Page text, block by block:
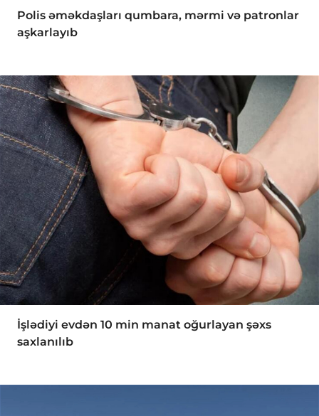
Polis əməkdaşları qumbara, mərmi və patronlar
aşkarlayıb
İşlədiyi evdən 10 min manat oğurlayan şəxs
saxlanılıb